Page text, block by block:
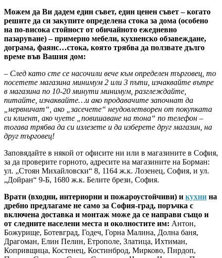
Можем да Ви дадем един съвет, един ценен съвет – когато
решите да си закупите определена стока за дома (особено
на по-висока стойност от обичайното ежедневно
пазаруване) – примерно мебели, кухненско обзавеждане,
дограма, фаянс…стока, която трябва да ползвате дълго
време във Вашия дом:
– След като сте се насочили вече към определен търговец, то
посетете магазина минимум 2 или 3 пъти, изчаквайте вътре
в магазина по 10-20 минути минимум, разглеждайте,
питайте, изчаквайте…и ако продавачите започнат да
„нервничат“, ако „засечете“ неудовлетворен от покупката
си клиент, ако чуете „повишаване на тона“ по телефон –
тогава трябва да си излезете и да изберете друг магазин, на
друг търговец!
Заповядайте в някой от офисите ни или в магазините в София,
за да проверите горното, адресите на магазините на Борман:
ул. „Стоян Михайловски“ 8, 1164 ж.к. Лозенец, София, и ул.
„Дойран“ 9-Б, 1680 ж.к. Белите брези, София.
Врати (входни, интериорни и пожароустойчиви) и кухни на
дребно предлагаме не само за София-град, поръчка с
включена доставка и монтаж може да се направи също и
от следните населени места и околностите им: Антон,
Божурище, Ботевград, Годеч, Горна Малина, Долна баня,
Драгоман, Елин Пелин, Етрополе, Златица, Ихтиман,
Копривщица, Костенец, Костинброд, Мирково, Пирдоп,